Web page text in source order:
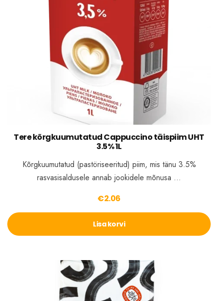
Tere kõrgkuumutatud Cappuccino täispiim UHT
3.5% 1L
Kõrgkuumutatud (pastöriseeritud) piim, mis tänu 3.5%
rasvasisaldusele annab jookidele mõnusa …
€2.06
Lisa korvi